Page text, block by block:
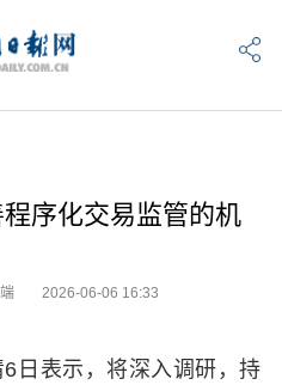
序化交易监管的机
2026-06-06 16:33
日表示，将深入调研，持